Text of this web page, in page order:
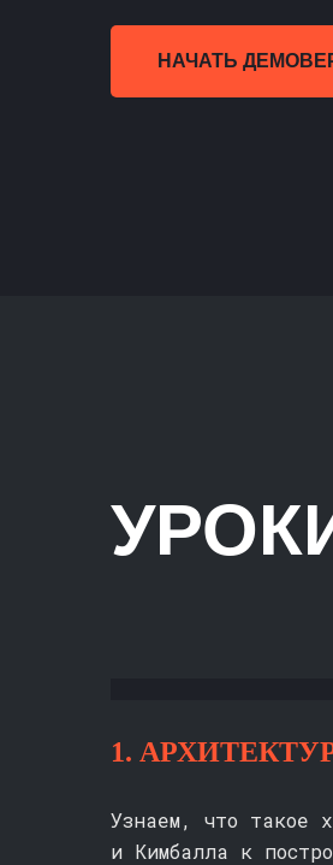
НАЧАТЬ
1.
Узнаем, что такое
и Кимбалла к